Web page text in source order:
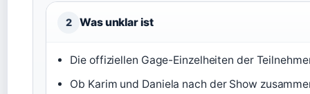
2 Was unklar ist
Die offiziellen Gage-Einzelheiten der
Ob Karim und Daniela nach der Show